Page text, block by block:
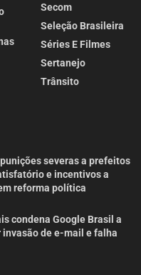
Secom
Seleção Brasileira
Séries E Filmes
Sertanejo
Trânsito
severas a prefeitos
e incentivos a
reforma política
condena Google Brasil a
de e-mail e falha